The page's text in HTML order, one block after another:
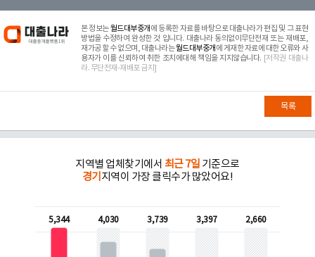
본 정보는월드대부중개 에 등록한 자료를 바탕으로 대출나라가 편집 및 그 표현
방법을 수정하여 완성한 것 입니다. 대출나라 동의없이무단전재 또는 재배포,
재가공 할 수 없으며, 대출나라는월드대부중개 에 게재한 자료에 대한 오류와 사
용자가 이를 신뢰하여 취한 조치에대해 책임을 지지않습니다. [저작권 대출나
라. 무단전재-재배포 금지]
목록
지역별 업체찾기에서 최근 7일 기준으로
경기 지역이 가장 클릭수가 많았어요!
5,344 4,030 3,739 3,397 2,660